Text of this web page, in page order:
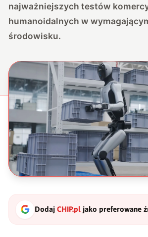
najważniejszych testów
humanoidalnych w
środowisku.
DodajCHIP.pl jako preferowane